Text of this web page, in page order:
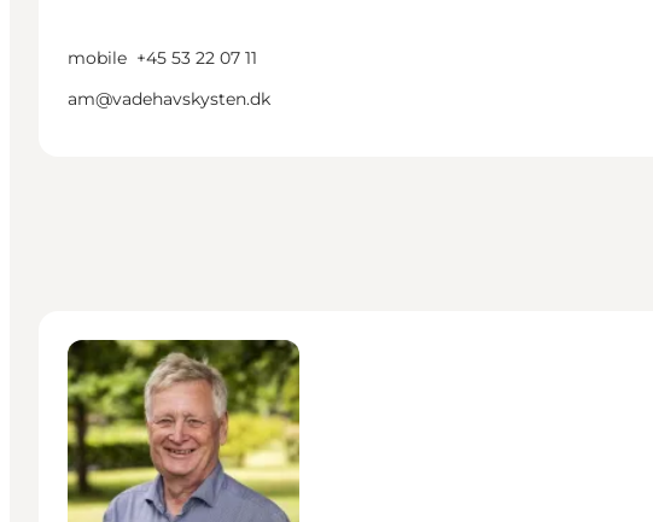
mobile +45 53 22 07 11
am@vadehavskysten.dk